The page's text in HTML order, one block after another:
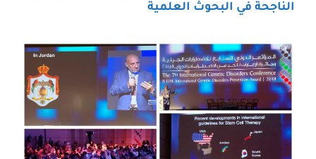
الناجحة في البحوث العلمية